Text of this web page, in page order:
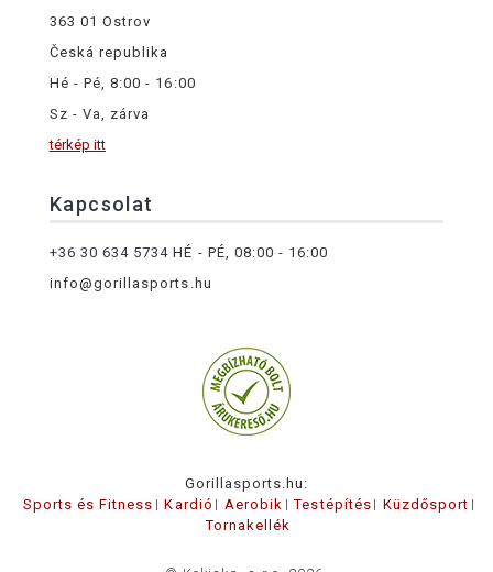
363 01 Ostrov
Česká republika
Hé - Pé, 8:00 - 16:00
Sz - Va, zárva
térkép itt
Kapcsolat
+36 30 634 5734 HÉ - PÉ, 08:00 - 16:00
info@gorillasports.hu
Gorillasports.hu:
Sports és Fitness
Kardió Aerobik Testépítés
Küzdősport
Tornakellék